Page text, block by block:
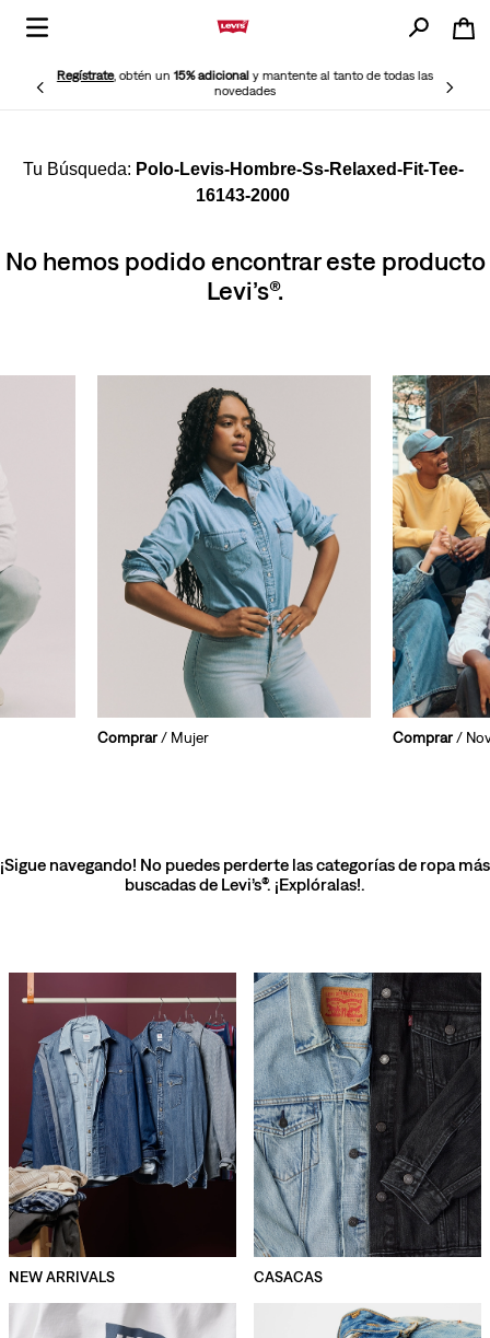
Regístrate, obtén un15% adicionaly mantente al tanto de todas las
novedades
Polo-Levis-Hombre-Ss-Relaxed-Fit-Tee-
16143-2000
No hemos podido encontrar este producto
Levi’s®.
Comprar/ Mujer Comprar/
¡Sigue navegando! No puedes perderte las categorías de ropa más
buscadas de Levi’s®. ¡Explóralas!.
NEW ARRIVALS CASACAS